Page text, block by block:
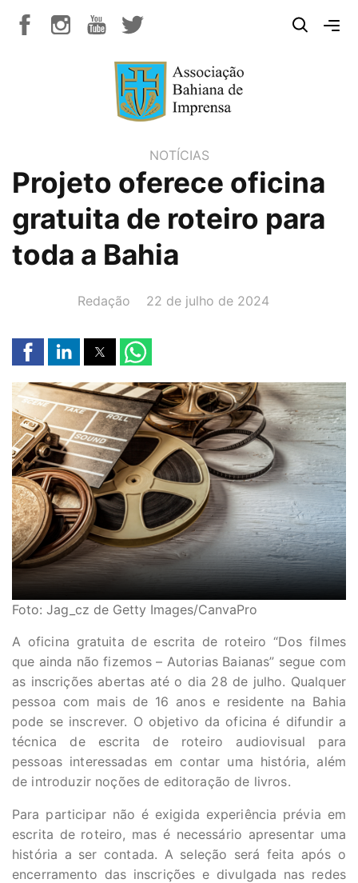
NOTÍCIAS
Projeto oferece oficina
gratuita de roteiro para
toda a Bahia
AUTOR(A):
Redação DATA:
22 de julho de 2024
Foto: Jag_cz de Getty Images/CanvaPro
A oficina gratuita de escrita de roteiro “Dos filmes
que ainda não fizemos – Autorias Baianas” segue com
as inscrições abertas até o dia 28 de julho. Qualquer
pessoa com mais de 16 anos e residente na Bahia
pode se inscrever. O objetivo da oficina é difundir a
técnica de escrita de roteiro audiovisual para
pessoas interessadas em contar uma história, além
de introduzir noções de editoração de livros.
Para participar não é exigida experiência prévia em
escrita de roteiro, mas é necessário apresentar uma
história a ser contada. A seleção será feita após o
encerramento das inscrições e divulgada nas redes